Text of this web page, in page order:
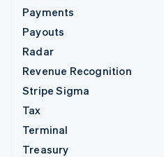
Payments
Payouts
Radar
Revenue Recognition
Stripe Sigma
Tax
Terminal
Treasury